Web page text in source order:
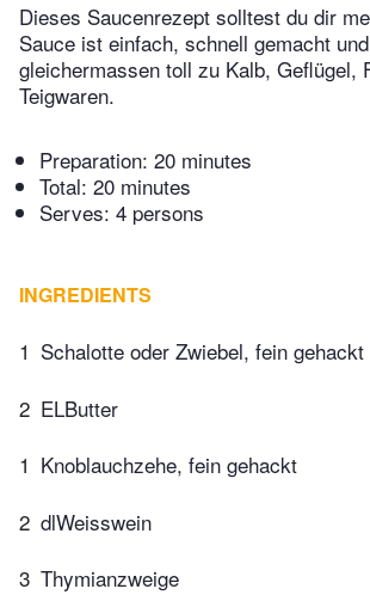
Dieses Saucenrezept solltest du dir
Sauce ist einfach, schnell gemacht
gleichermassen toll zu Kalb, Geflügel,
Teigwaren.
Preparation: 20 minutes
Total: 20 minutes
Serves: 4 persons
INGREDIENTS
1 Schalotte oder Zwiebel, fein gehackt
2 ELButter
1 Knoblauchzehe, fein gehackt
2 dlWeisswein
3 Thymianzweige